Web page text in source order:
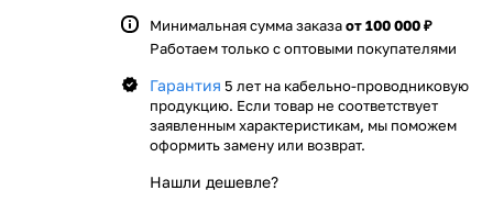
Минимальная сумма заказаот 100 000 ₽
Работаем только с оптовыми покупателями
Гарантия 5 лет на кабельно-проводниковую
продукцию. Если товар не соответствует
заявленным характеристикам, мы поможем
оформить замену или возврат.
Нашли дешевле?